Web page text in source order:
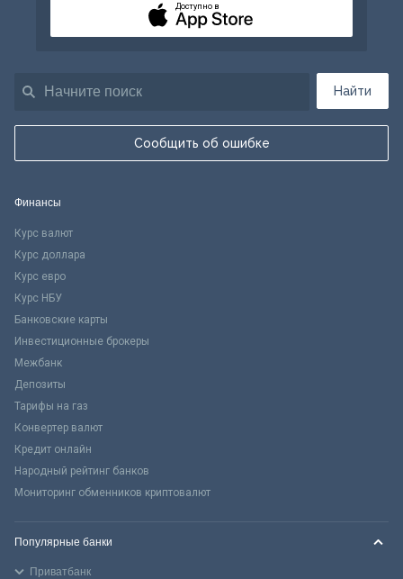
Найти
Сообщить об ошибке
Доступно в
Финансы
Курс валют
Курс доллара
Курс евро
Курс НБУ
Банковские карты
Инвестиционные брокеры
Межбанк
Депозиты
Тарифы на газ
Конвертер валют
Кредит онлайн
Народный рейтинг банков
Мониторинг обменников криптовалют
Популярные банки
Приватбанк